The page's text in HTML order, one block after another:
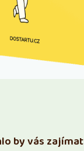
by vás zajímat